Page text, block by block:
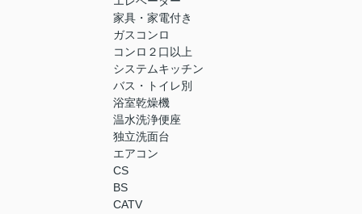
家具・家電付き
ガスコンロ
コンロ２口以上
システムキッチン
バス・トイレ別
浴室乾燥機
温水洗浄便座
独立洗面台
エアコン
CS
BS
CATV